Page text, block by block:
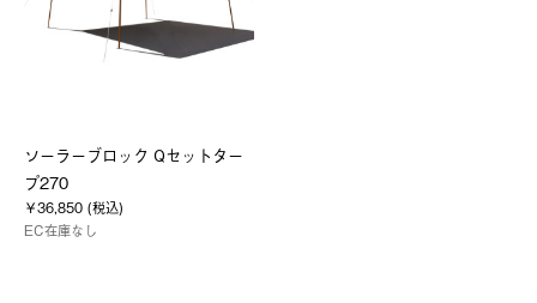
ソーラーブロック Qセットター
プ270
￥36,850 (税込)
EC在庫なし